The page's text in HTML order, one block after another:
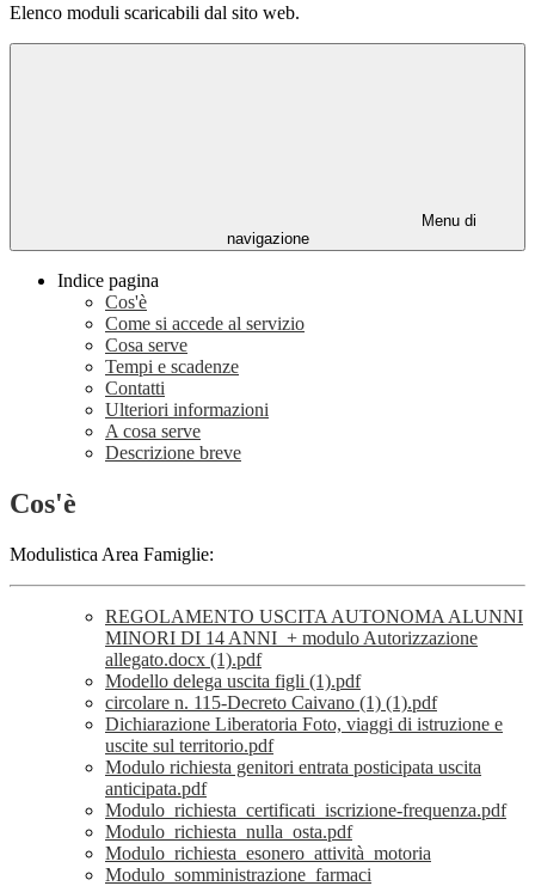
Elenco moduli scaricabili dal sito web.
Menu di
navigazione
Indice pagina
Cos'è
Come si accede al servizio
Cosa serve
Tempi e scadenze
Contatti
Ulteriori informazioni
A cosa serve
Descrizione breve
Cos'è
Modulistica Area Famiglie:
REGOLAMENTO USCITA AUTONOMA ALUNNI
MINORI DI 14 ANNI_+ modulo Autorizzazione
allegato.docx (1).pdf
Modello delega uscita figli (1).pdf
circolare n. 115-Decreto Caivano (1) (1).pdf
Dichiarazione Liberatoria Foto, viaggi di istruzione e
uscite sul territorio.pdf
Modulo richiesta genitori entrata posticipata uscita
anticipata.pdf
Modulo_richiesta_certificati_iscrizione-frequenza.pdf
Modulo_richiesta_nulla_osta.pdf
Modulo_richiesta_esonero_attività_motoria
Modulo_somministrazione_farmaci